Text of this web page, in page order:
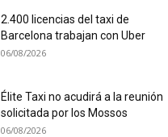
2.400 licencias del taxi de
Barcelona trabajan con Uber
06/08/2026
Élite Taxi no acudirá a la reunión
solicitada por los Mossos
06/08/2026